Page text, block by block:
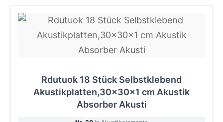
Rdutuok 18 Stück Selbstklebend
Akustikplatten,30x30x1 cm Akustik
Absorber Akusti